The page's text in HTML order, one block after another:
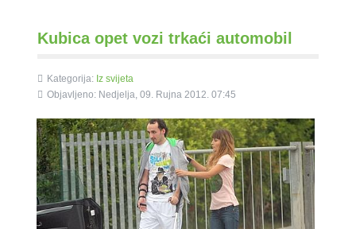
Kubica opet vozi trkaći automobil
Kategorija: Iz svijeta
Objavljeno: Nedjelja, 09. Rujna 2012. 07:45